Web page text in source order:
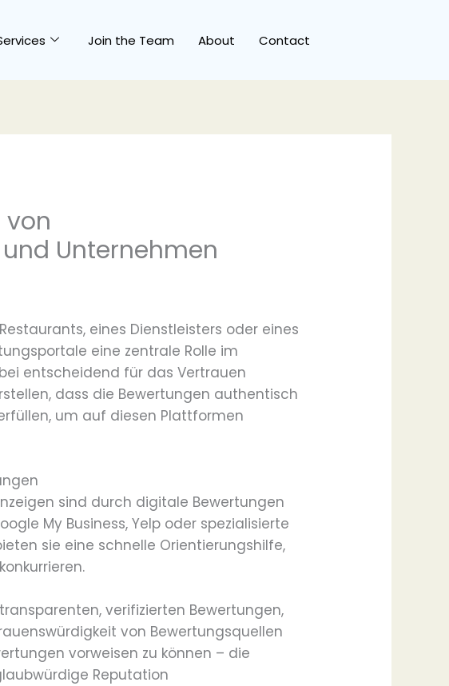
Join the Team About Contact
von
Unternehmen
eines Dienstleisters oder eines
eine zentrale Rolle im
entscheidend für das Vertrauen
dass die Bewertungen authentisch
um auf diesen Plattformen
sind durch digitale Bewertungen
My Business, Yelp oder spezialisierte
sie eine schnelle Orientierungshilfe,
verifizierten Bewertungen,
von Bewertungsquellen
vorweisen zu können – die
Reputation